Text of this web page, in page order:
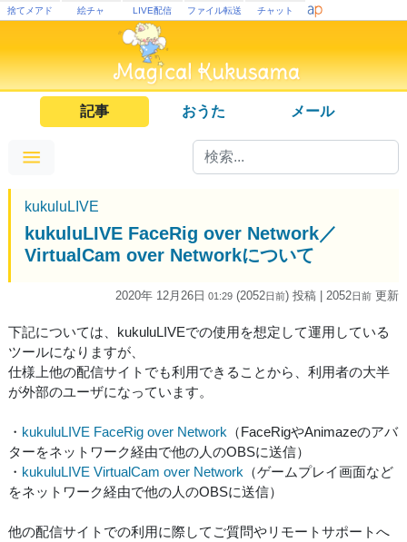
捨てメアド 絵チャ LIVE配信 ファイル転送 チャット
記事 おうた メール
kukuluLIVE
kukuluLIVE FaceRig over Network／
VirtualCam over Networkについて
2020年 12月26日 01:29 (2052日前) 投稿 | 2052日前 更新
下記については、kukuluLIVEでの使用を想定して運用している
ツールになりますが、
仕様上他の配信サイトでも利用できることから、利用者の大半
が外部のユーザになっています。
・ kukuluLIVE FaceRig over Network （FaceRigやAnimazeのアバ
ターをネットワーク経由で他の人のOBSに送信）
・ kukuluLIVE VirtualCam over Network （ゲームプレイ画面など
をネットワーク経由で他の人のOBSに送信）
他の配信サイトでの利用に際してご質問やリモートサポートへ